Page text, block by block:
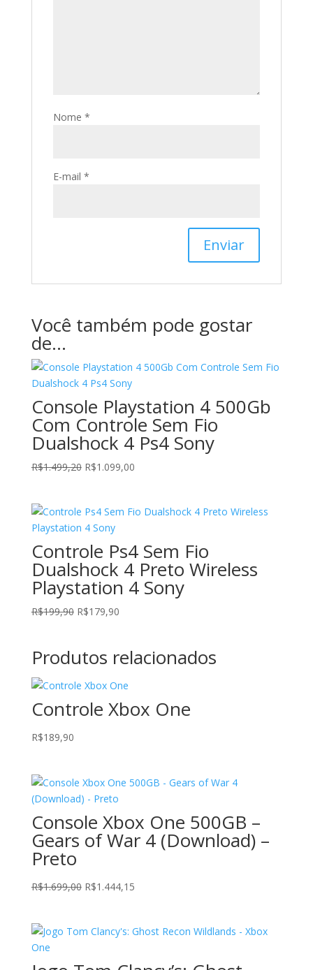
Nome *
E-mail *
Você também pode gostar
de…
Console Playstation 4 500Gb
Com Controle Sem Fio
Dualshock 4 Ps4 Sony
R$1.499,20 O
era:
R$1.499,20.
R$1.099,00O
é:
Controle Ps4 Sem Fio
Dualshock 4 Preto Wireless
Playstation 4 Sony
R$199,90 O
era:
R$179,90O
é:
Produtos relacionados
Controle Xbox One
R$189,90
Console Xbox One 500GB –
Gears of War 4 (Download) –
Preto
R$1.699,00 O
era:
R$1.444,15O
é: